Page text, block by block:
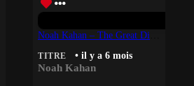
TITRE • il y a 6 mois
Noah Kahan